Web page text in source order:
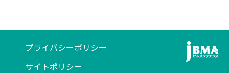
プライバシーポリシー
サイトポリシー